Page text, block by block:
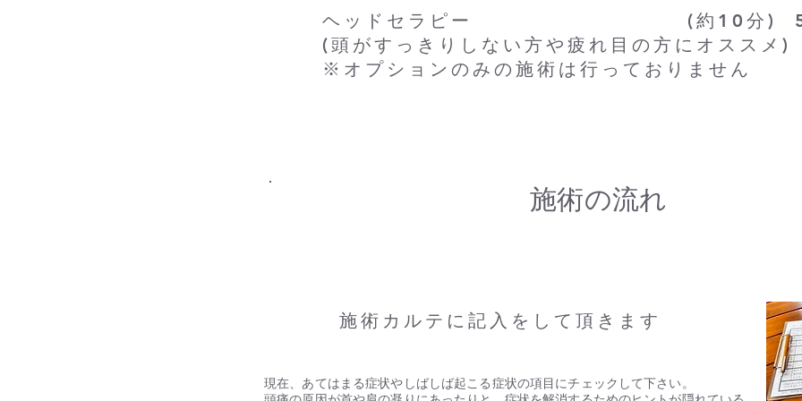
ヘッドセラピー (約10分)
(頭がすっきりしない方や疲れ目の方にオススメ)
​※オプションのみの施術は行っておりません
​施術の流れ
​施術カルテに記入をして頂きます
現在、あてはまる症状やしばしば起こる症状の項目にチェックして下さい。